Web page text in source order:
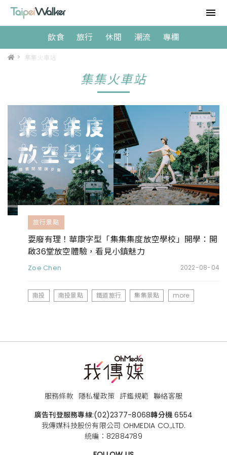
飲食 旅行 休閒 潮流 專欄
> 集集火車站
集集火車站
旅行景點
耍廢有理！華康字型「集集集度放空學校」開學：開
啟36堂放空體驗，看見小鎮魅力
Zoe Chen 2022-08-04
南投 南投景點 鐵道旅行 集集景點 more
服務條款 隱私權政策 評鑑規範 聯絡客服
廣告刊登服務專線:(02)2377-8068轉分機 6554
我傳媒科技股份有限公司 OHMEDIA CO.,LTD.
統編：82884789